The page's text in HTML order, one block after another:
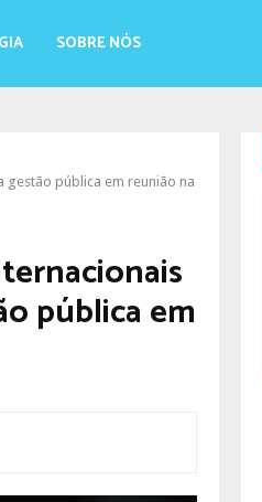
SOBRE NÓS
gestão pública em reunião na
pública em